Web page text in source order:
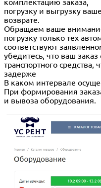
комплектацию заказа,
погрузку и выгрузку
возврате.
Обращаем ваше
погрузку только тех
соответствуют
убедитесь, что ваш
транспортного
задерже
В каком интервале
При формирования
и вывоза оборудования.